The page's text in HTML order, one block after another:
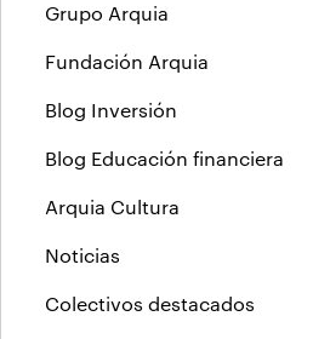
Grupo Arquia
Fundación Arquia
Blog Inversión
Blog Educación financiera
Arquia Cultura
Noticias
Colectivos destacados